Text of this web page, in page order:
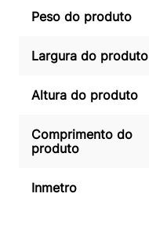
Peso do produto
Largura do produto
Altura do produto
Comprimento do
produto
Inmetro